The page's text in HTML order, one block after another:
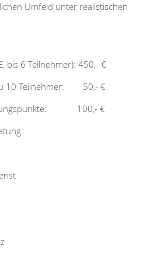
Umfeld unter realistischen
bis 6 Teilnehmer): 450,- €
10 Teilnehmer: 50,- €
100,- €